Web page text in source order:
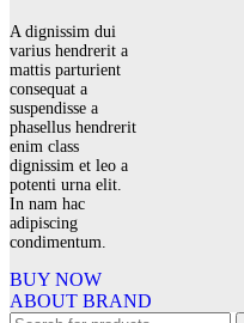
A dignissim dui
varius hendrerit a
mattis parturient
consequat a
suspendisse a
phasellus hendrerit
enim class
dignissim et leo a
potenti urna elit.
In nam hac
adipiscing
condimentum.
BUY NOW
ABOUT BRAND